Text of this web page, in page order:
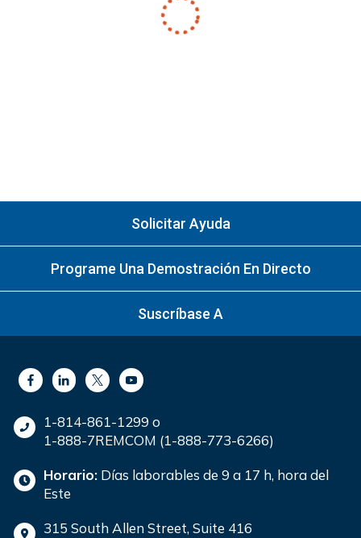
Solicitar Ayuda
Programe Una Demostración En Directo
Suscríbase A
1-814-861-1299 o
1-888-7REMCOM (1-888-773-6266)
Horario: Días laborables de 9 a 17 h, hora del
Este
315 South Allen Street, Suite 416